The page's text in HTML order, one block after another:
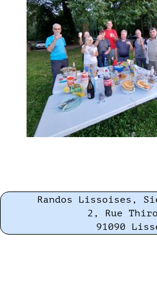
Randos Lissoises,
2, Rue
91090